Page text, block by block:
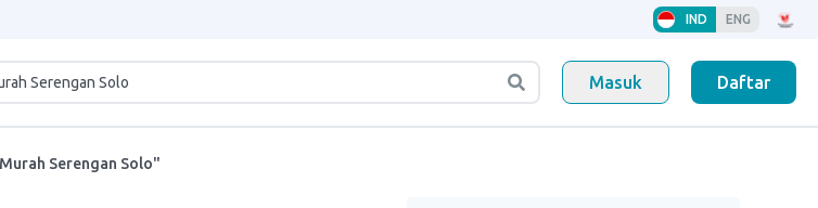
IND ENG
Masuk Daftar
Serengan Solo"